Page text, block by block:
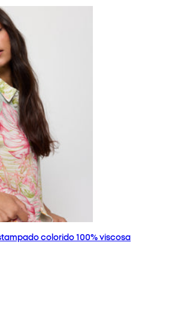
colorido 100% viscosa